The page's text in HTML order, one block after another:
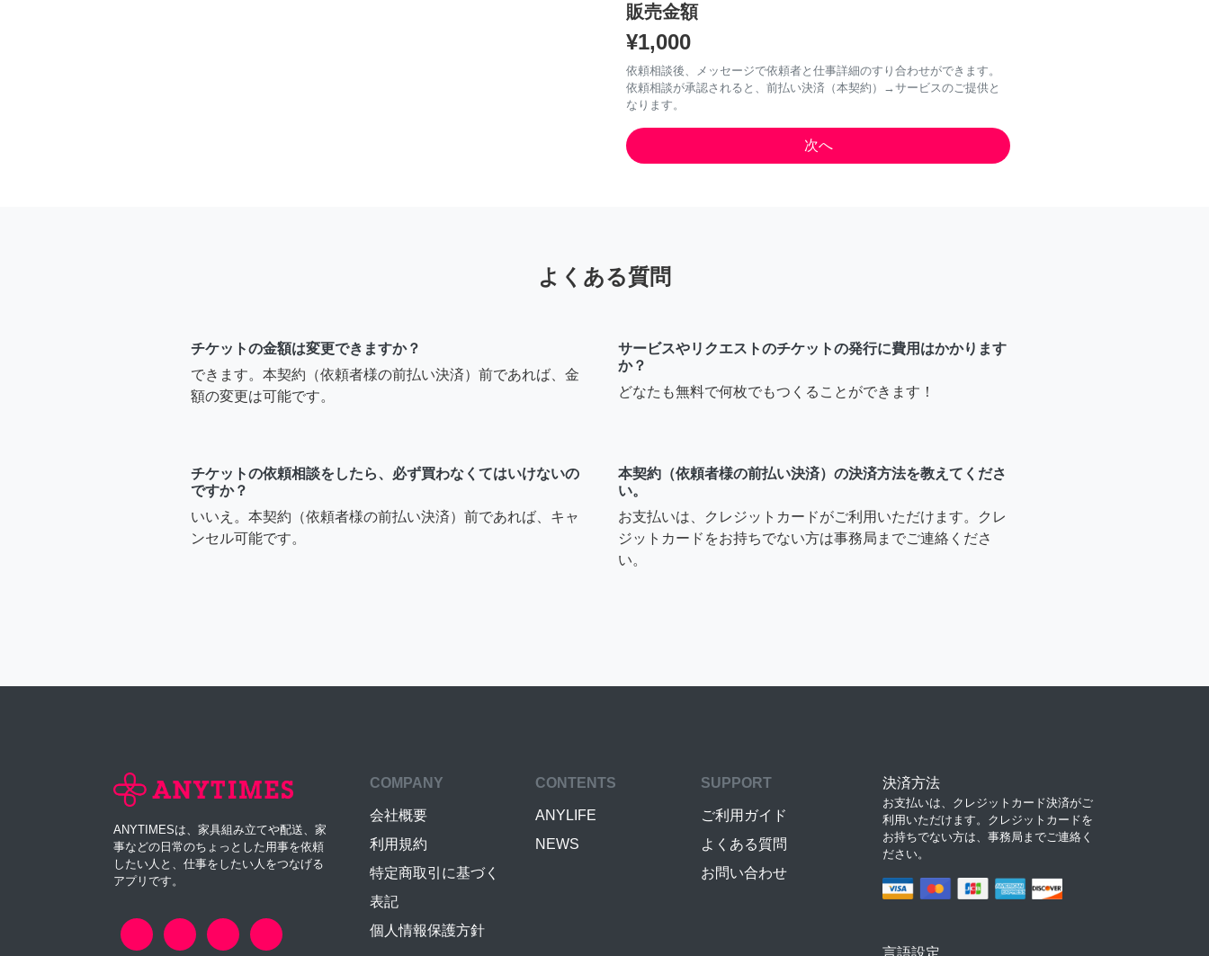
販売金額
¥1,000
依頼相談後、メッセージで依頼者と仕事詳細のすり合わせができます。
依頼相談が承認されると、前払い決済（本契約）→サービスのご提供と
なります。
よくある質問
チケットの金額は変更できますか？
できます。本契約（依頼者様の前払い決済）前であれば、金
額の変更は可能です。
サービスやリクエストのチケットの発行に費用はかかります
か？
どなたも無料で何枚でもつくることができます！
チケットの依頼相談をしたら、必ず買わなくてはいけないの
ですか？
いいえ。本契約（依頼者様の前払い決済）前であれば、キャ
ンセル可能です。
本契約（依頼者様の前払い決済）の決済方法を教えてくださ
い。
お支払いは、クレジットカードがご利用いただけます。クレ
ジットカードをお持ちでない方は事務局までご連絡くださ
い。
ANYTIMESは、家具組み立てや配送、家
事などの日常のちょっとした用事を依頼
したい人と、仕事をしたい人をつなげる
アプリです。
COMPANY
会社概要
利用規約
特定商取引に基づく
表記
個人情報保護方針
CONTENTS
ANYLIFE
NEWS
SUPPORT
ご利用ガイド
よくある質問
お問い合わせ
決済方法
お支払いは、クレジットカード決済がご
利用いただけます。クレジットカードを
お持ちでない方は、事務局までご連絡く
ださい。
言語設定